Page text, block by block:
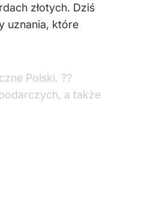
złotych. Dziś
uznania, które
Polski. ??
a także